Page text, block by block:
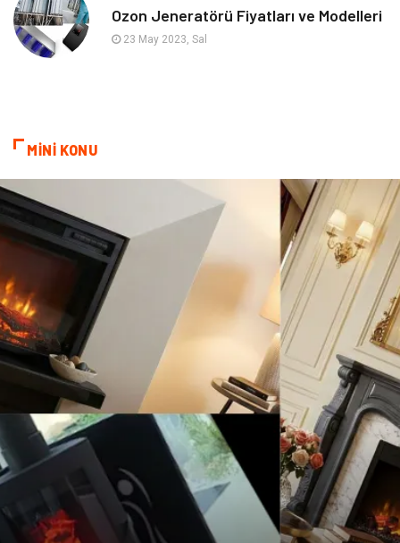
Astroloji
Cam sosyal
Kına Gecesi genel blog
Sigorta Veteriner
kadınlar ve takı
Spor Malzemeleri
Ozon Jeneratörü Fiyatları ve Modelleri
23 May 2023, Sal
MİNİ KONU